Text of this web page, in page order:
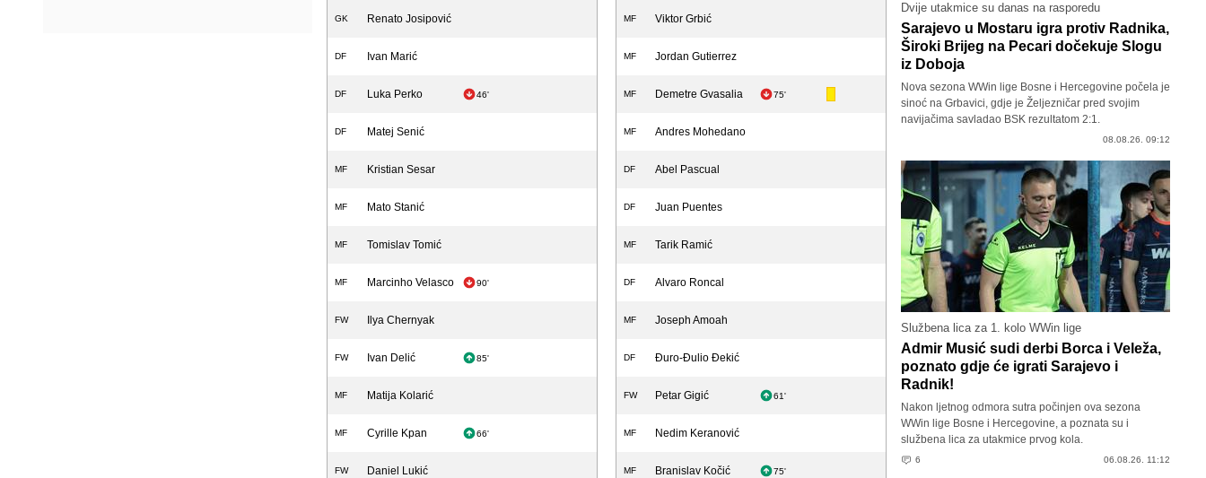
GK Renato Josipović
DF Ivan Marić
DF Luka Perko 46'
DF Matej Senić
MF Kristian Sesar
MF Mato Stanić
MF Tomislav Tomić
MF Marcinho Velasco 90'
FW Ilya Chernyak
FW Ivan Delić 85'
MF Matija Kolarić
MF Cyrille Kpan 66'
FW Daniel Lukić
MF Viktor Grbić
MF Jordan Gutierrez
MF Demetre Gvasalia 75'
MF Andres Mohedano
DF Abel Pascual
DF Juan Puentes
MF Tarik Ramić
DF Alvaro Roncal
MF Joseph Amoah
DF Đuro-Đulio Đekić
FW Petar Gigić 61'
MF Nedim Keranović
MF Branislav Kočić 75'
Dvije utakmice su danas na rasporedu
Sarajevo u Mostaru igra protiv Radnika,
Široki Brijeg na Pecari dočekuje Slogu
iz Doboja
Nova sezona WWin lige Bosne i Hercegovine počela je
sinoć na Grbavici, gdje je Željezničar pred svojim
navijačima savladao BSK rezultatom 2:1.
08.08.26. 09:12
Službena lica za 1. kolo WWin lige
Admir Musić sudi derbi Borca i Veleža,
poznato gdje će igrati Sarajevo i
Radnik!
Nakon ljetnog odmora sutra počinjen ova sezona
WWin lige Bosne i Hercegovine, a poznata su i
službena lica za utakmice prvog kola.
6 06.08.26. 11:12